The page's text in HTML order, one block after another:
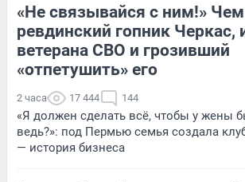
«Не связывайся с ним!» Чем
ревдинский гопник Черкас,
ветерана СВО и грозивший
«отпетушить» его
2 часа 17 444 144
«Я должен сделать всё, чтобы у жены
ведь?»: под Пермью семья создала
— история бизнеса